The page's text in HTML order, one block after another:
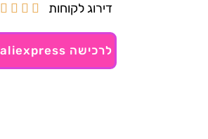
דירוג לקוחות 



לרכישה aliexpress